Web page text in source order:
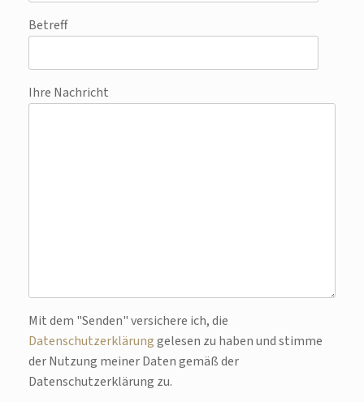
Betreff
Ihre Nachricht
Bitte lasse dieses Feld leer.
Mit dem "Senden" versichere ich, die
Datenschutzerklärunggelesen zu haben und stimme
der Nutzung meiner Daten gemäß der
Datenschutzerklärung zu.